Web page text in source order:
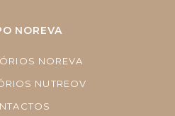
NOREVA
NOREVA
NUTREOV